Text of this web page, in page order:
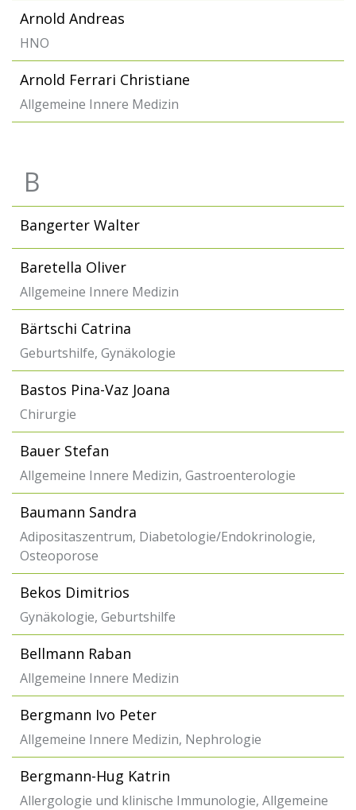
Arnold Andreas
HNO
Arnold Ferrari Christiane
Allgemeine Innere Medizin
B
Bangerter Walter
Baretella Oliver
Allgemeine Innere Medizin
Bärtschi Catrina
Geburtshilfe, Gynäkologie
Bastos Pina-Vaz Joana
Chirurgie
Bauer Stefan
Allgemeine Innere Medizin, Gastroenterologie
Baumann Sandra
Adipositaszentrum, Diabetologie/Endokrinologie,
Osteoporose
Bekos Dimitrios
Gynäkologie, Geburtshilfe
Bellmann Raban
Allgemeine Innere Medizin
Bergmann Ivo Peter
Allgemeine Innere Medizin, Nephrologie
Bergmann-Hug Katrin
Allergologie und klinische Immunologie, Allgemeine